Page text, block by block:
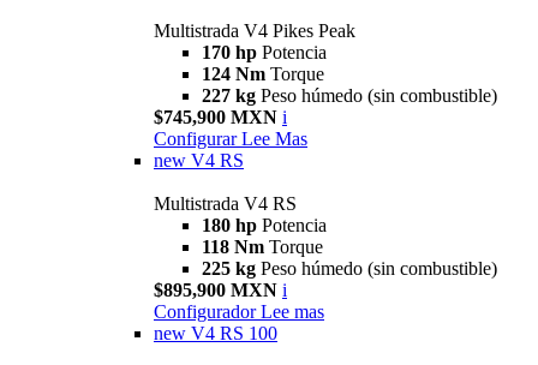
Multistrada V4 Pikes Peak
170 hp Potencia
124 Nm Torque
227 kg Peso húmedo (sin combustible)
$745,900 MXN i
Configurar Lee Mas
new V4 RS
Multistrada V4 RS
180 hp Potencia
118 Nm Torque
225 kg Peso húmedo (sin combustible)
$895,900 MXN i
Configurador Lee mas
new V4 RS 100